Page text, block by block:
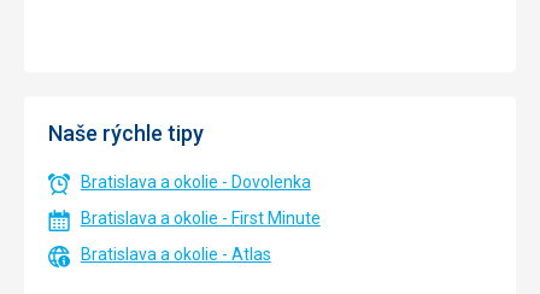
Naše rýchle tipy
Bratislava a okolie - Dovolenka
Bratislava a okolie - First Minute
Bratislava a okolie - Atlas